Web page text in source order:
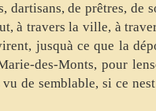
de prêtres,
à travers la ville, à
jusquà ce que la
des-Monts, pour
de semblable, si ce